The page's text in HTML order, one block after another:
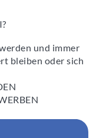
und immer
bleiben oder sich